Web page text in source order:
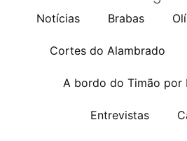
Notícias Brabas
Cortes do Alambrado
A bordo do Timão por
Entrevistas